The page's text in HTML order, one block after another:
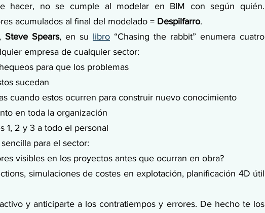
hacer, no se cumple al modelar en BIM con según quién.
acumulados al final del modelado = Despilfarro.
Steve Spears, en su libro “Chasing the rabbit” enumera cuatro
empresa de cualquier sector:
para que los problemas
sucedan
cuando estos ocurren para construir nuevo conocimiento
en toda la organización
1, 2 y 3 a todo el personal
para el sector:
visibles en los proyectos antes que ocurran en obra?
simulaciones de costes en explotación, planificación 4D útil
y anticiparte a los contratiempos y errores. De hecho te los